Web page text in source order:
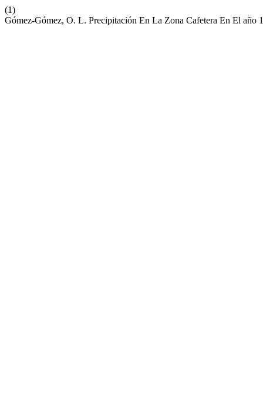
(1)
Gómez-Gómez, O. L. Precipitación En La Zona Cafetera En El año